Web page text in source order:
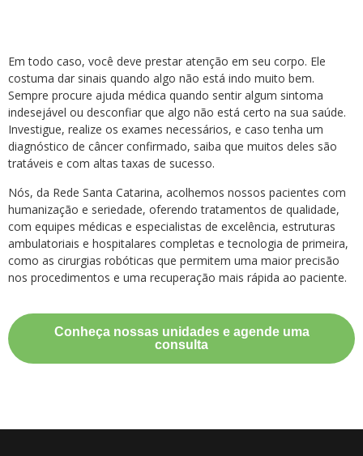
Em todo caso, você deve prestar atenção em seu corpo. Ele
costuma dar sinais quando algo não está indo muito bem.
Sempre procure ajuda médica quando sentir algum sintoma
indesejável ou desconfiar que algo não está certo na sua saúde.
Investigue, realize os exames necessários, e caso tenha um
diagnóstico de câncer confirmado, saiba que muitos deles são
tratáveis e com altas taxas de sucesso.
Nós, da Rede Santa Catarina, acolhemos nossos pacientes com
humanização e seriedade, oferendo tratamentos de qualidade,
com equipes médicas e especialistas de excelência, estruturas
ambulatoriais e hospitalares completas e tecnologia de primeira,
como as cirurgias robóticas que permitem uma maior precisão
nos procedimentos e uma recuperação mais rápida ao paciente.
Conheça nossas unidades e agende uma
consulta